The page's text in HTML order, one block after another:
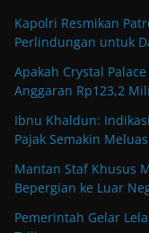
Kapolri Resmikan
Perlindungan untuk
Apakah Crystal
Anggaran Rp123,2
Ibnu Khaldun:
Pajak Semakin
Mantan Staf Khusus
Bepergian ke Luar
Pemerintah Gelar